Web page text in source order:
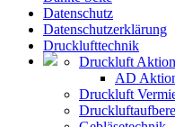
Datenschutz
Datenschutzerklärung
Drucklufttechnik
Druckluft
AD
Druckluft